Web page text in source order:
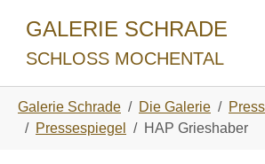
GALERIE SCHRADE
SCHLOSS MOCHENTAL
Galerie Schrade Die Galerie
Pressespiegel
HAP Grieshaber